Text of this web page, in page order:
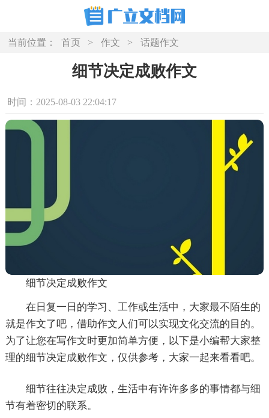
当前位置： 首页 > 作文 > 话题作文
细节决定成败作文
时间：2025-08-03 22:04:17
细节决定成败作文
在日复一日的学习、工作或生活中，大家最不陌生的
就是作文了吧，借助作文人们可以实现文化交流的目的。
为了让您在写作文时更加简单方便，以下是小编帮大家整
理的细节决定成败作文，仅供参考，大家一起来看看吧。
细节往往决定成败，生活中有许许多多的事情都与细
节有着密切的联系。